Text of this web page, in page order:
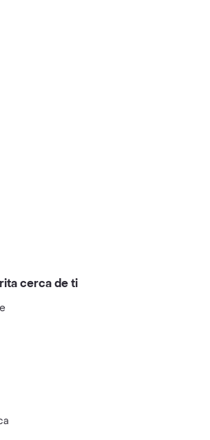
cerca de ti